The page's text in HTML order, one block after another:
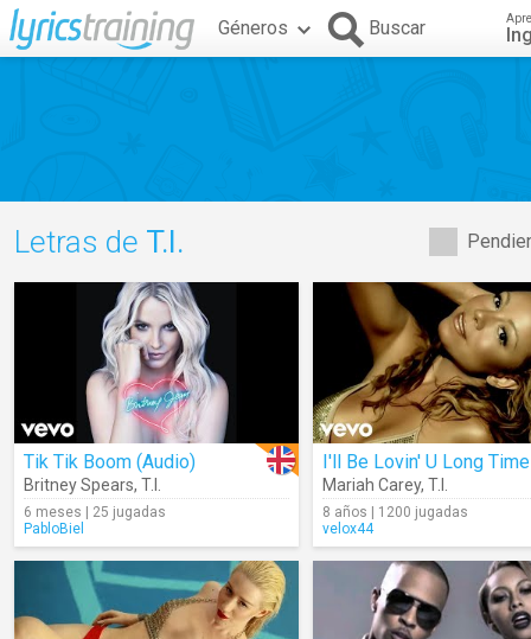
Géneros Buscar
Letras de T.I.
Tik Tik Boom (Audio)
Britney Spears, T.I.
6 meses | 25 jugadas
PabloBiel
I'll Be Lovin' U Long Time
Mariah Carey, T.I.
8 años | 1200 jugadas
velox44